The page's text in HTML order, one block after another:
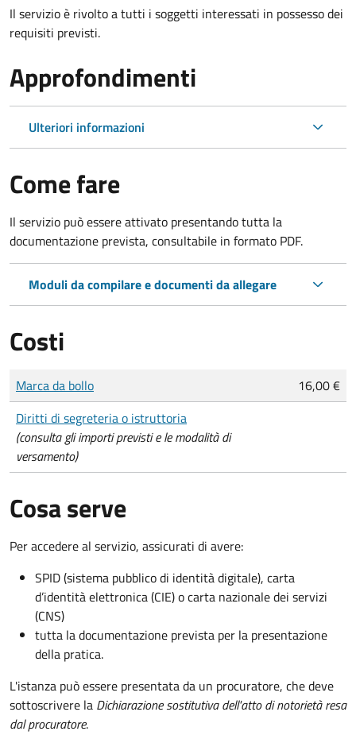
Il servizio è rivolto a tutti i soggetti interessati in possesso dei
requisiti previsti.
Approfondimenti
Ulteriori informazioni
Come fare
Il servizio può essere attivato presentando tutta la
documentazione prevista, consultabile in formato PDF.
Moduli da compilare e documenti da allegare
Costi
Tipo di pagamento
Importo
Marca da bollo
16,00 €
Diritti di segreteria o istruttoria
(consulta gli importi previsti e le modalità di
versamento)
Cosa serve
Per accedere al servizio, assicurati di avere:
SPID (sistema pubblico di identità digitale), carta
d’identità elettronica (CIE) o carta nazionale dei servizi
(CNS)
tutta la documentazione prevista per la presentazione
della pratica.
L'istanza può essere presentata da un procuratore, che deve
sottoscrivere la Dichiarazione sostitutiva dell'atto di notorietà resa
dal procuratore.